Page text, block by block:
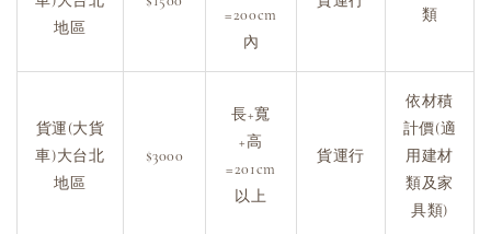
地區
=200cm
內
類
貨運(大貨
車)大台北
地區
$3000
長+寬
+高
=201cm
以上
貨運行
依材積
計價(適
用建材
類及家
具類)